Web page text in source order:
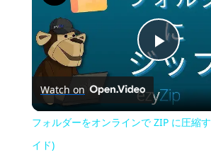
Play
Watch on
フォルダーをオンラインで ZIP に圧縮
イド)